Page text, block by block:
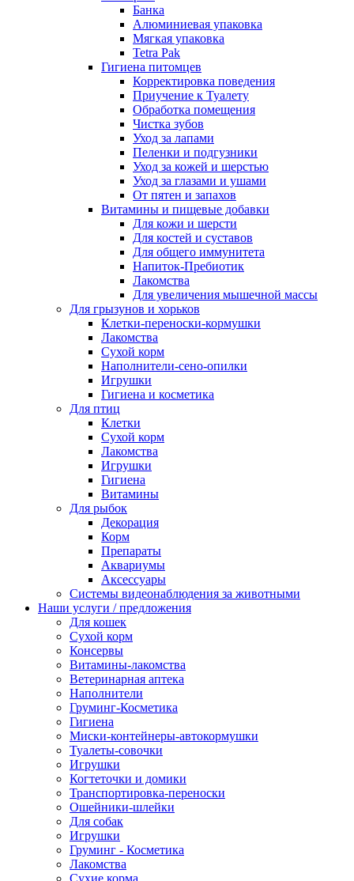
Банка
Алюминиевая упаковка
Мягкая упаковка
Tetra Pak
Гигиена питомцев
Корректировка поведения
Приучение к Туалету
Обработка помещения
Чистка зубов
Уход за лапами
Пеленки и подгузники
Уход за кожей и шерстью
Уход за глазами и ушами
От пятен и запахов
Витамины и пищевые добавки
Для кожи и шерсти
Для костей и суставов
Для общего иммунитета
Напиток-Пребиотик
Лакомства
Для увеличения мышечной массы
Для грызунов и хорьков
Клетки-переноски-кормушки
Лакомства
Сухой корм
Наполнители-сено-опилки
Игрушки
Гигиена и косметика
Для птиц
Клетки
Сухой корм
Лакомства
Игрушки
Гигиена
Витамины
Для рыбок
Декорация
Корм
Препараты
Аквариумы
Аксессуары
Cистемы видеонаблюдения за животными
Наши услуги / предложения
Для кошек
Сухой корм
Консервы
Витамины-лакомства
Ветеринарная аптека
Наполнители
Груминг-Косметика
Гигиена
Миски-контейнеры-автокормушки
Туалеты-совочки
Игрушки
Когтеточки и домики
Транспортировка-переноски
Ошейники-шлейки
Для собак
Игрушки
Груминг - Косметика
Лакомства
Сухие корма